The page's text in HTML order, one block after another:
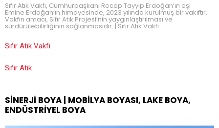
Sıfır Atık Vakfı, Cumhurbaşkanı Recep Tayyip Erdoğan’ın eşi
Emine Erdoğan’ın himayesinde, 2023 yılında kurulmuş bir vakıftır.
Vakfın amacı, Sıfır Atık Projesi’nin yaygınlaştırılması ve
sürdürülebilirliğinin sağlanmasıdır. | Sıfır Atık Vakfı
Sıfır Atık Vakfı
Sıfır Atık
SINERJI BOYA | MOBILYA BOYASI, LAKE BOYA,
ENDÜSTRIYEL BOYA